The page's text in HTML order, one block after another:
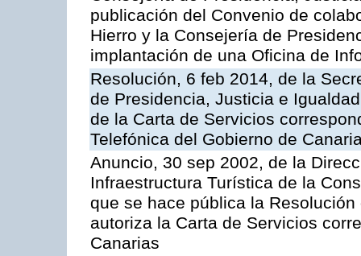
publicación del Convenio de
Hierro y la Consejería de
implantación de una Oficina de
Resolución, 6 feb 2014, de la
de Presidencia, Justicia e
de la Carta de Servicios
Telefónica del Gobierno de
Anuncio, 30 sep 2002, de la
Infraestructura Turística de la
que se hace pública la
autoriza la Carta de Servicios
Canarias